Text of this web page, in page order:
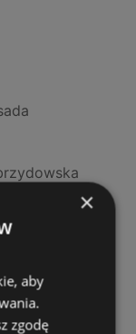
×
aby
zgodę